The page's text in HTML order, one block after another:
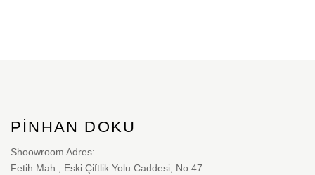
ürün
seçilebilir
PINHAN DOKU
Shoowroom Adres:
Fetih Mah., Eski Çiftlik Yolu Caddesi, No:47